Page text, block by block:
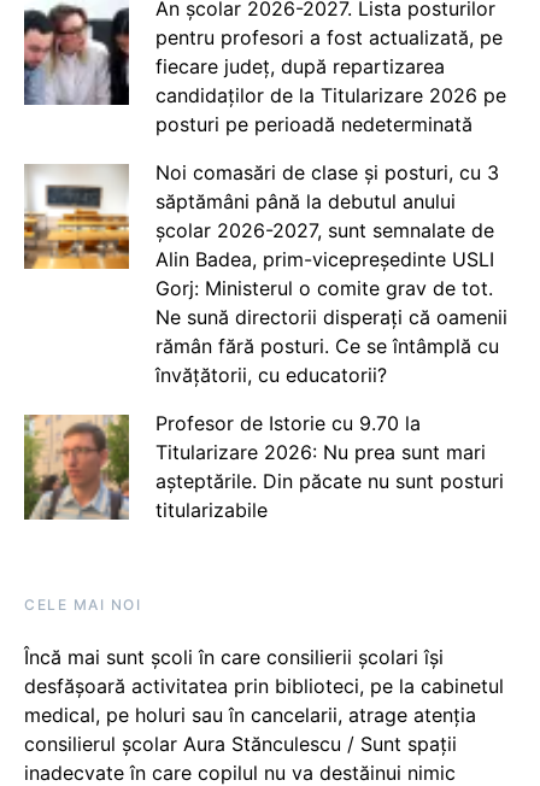
An școlar 2026-2027. Lista posturilor
pentru profesori a fost actualizată, pe
fiecare județ, după repartizarea
candidaților de la Titularizare 2026 pe
posturi pe perioadă nedeterminată
Noi comasări de clase și posturi, cu 3
săptămâni până la debutul anului
școlar 2026-2027, sunt semnalate de
Alin Badea, prim-vicepreședinte USLI
Gorj: Ministerul o comite grav de tot.
Ne sună directorii disperați că oamenii
rămân fără posturi. Ce se întâmplă cu
învățătorii, cu educatorii?
Profesor de Istorie cu 9.70 la
Titularizare 2026: Nu prea sunt mari
așteptările. Din păcate nu sunt posturi
titularizabile
CELE MAI NOI
Încă mai sunt școli în care consilierii școlari își
desfășoară activitatea prin biblioteci, pe la cabinetul
medical, pe holuri sau în cancelarii, atrage atenția
consilierul școlar Aura Stănculescu / Sunt spații
inadecvate în care copilul nu va destăinui nimic